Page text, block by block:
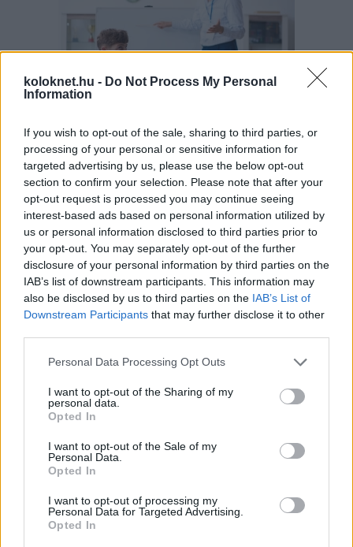
koloknet.hu - Do Not Process My Personal
Information
If you wish to opt-out of the sale, sharing to third parties, or
processing of your personal or sensitive information for
targeted advertising by us, please use the below opt-out
section to confirm your selection. Please note that after your
opt-out request is processed you may continue seeing
interest-based ads based on personal information utilized by
us or personal information disclosed to third parties prior to
your opt-out. You may separately opt-out of the further
disclosure of your personal information by third parties on the
IAB’s list of downstream participants. This information may
also be disclosed by us to third parties on the IAB’s List of
Downstream Participants that may further disclose it to other
Please note that this website/app uses one or more Google
not limited to your visit or usage behaviour. You may click to
grant or deny consent to Google and its third-party tags to
use your data for below specified purposes in below Google
consent section.
Personal Data Processing Opt Outs
I want to opt-out of the Sharing of my
personal data.
Opted In
I want to opt-out of the Sale of my
Personal Data.
Opted In
I want to opt-out of processing my
Personal Data for Targeted Advertising.
Opted In
A szülők sokfélék, de abban legtöbben
egyetértenek: nem szeretnék, ha a tanár kiabálna
gyermekükkel az iskolában. Ám ha egy
pedagógusnak egyszerre több, mint húsz
gyermeket kell fegyelmeznie, segítség és korszerű
módszertani eszköztár nélkül könnyen
eszköztelennek érezheti magát, ennek pedig
gyakran a kiabálás a következménye.
Erre (is) kínál megoldást aPozitív Fegyelmezés az
módszertana, amelyet az elmúlt két
évben egy Erasmus+ partnerségi projekt keretében
próbáltak ki hat európai ország iskoláiban, a makói
Szignum Iskola
vezetésével.
Pelusos gyerek az oviban: Minden